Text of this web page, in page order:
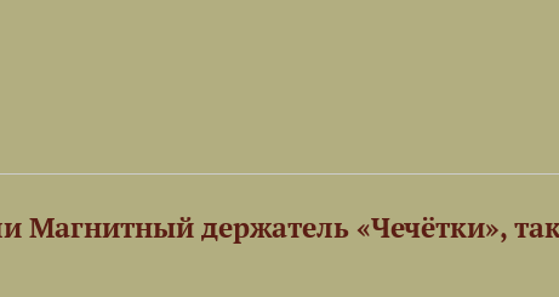
Магнитный держатель «Чечётки»,